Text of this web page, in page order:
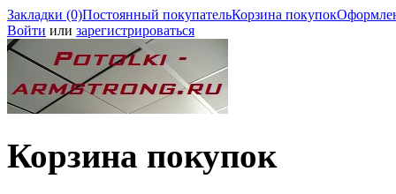
Закладки (0)Постоянный покупательКорзина покупок
Войти или зарегистрироваться
Корзина покупок